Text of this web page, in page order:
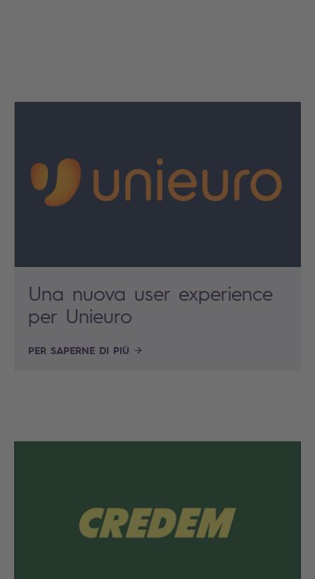
Una nuova user experience
per Unieuro
PER SAPERNE DI PIÙ